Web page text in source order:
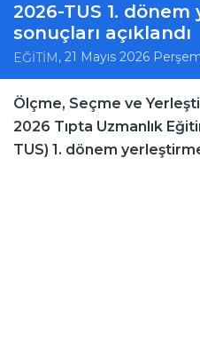
2026-TUS 1.
sonuçları açıklandı
EĞİTİM , 21 Mayıs 2026
Ölçme, Seçme ve
2026 Tıpta Uzmanlık
TUS) 1. dönem